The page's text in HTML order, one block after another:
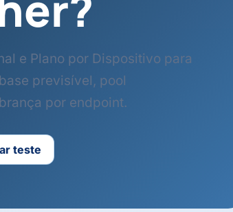
e Plano por Dispositivo para
previsível, pool
por endpoint.
teste